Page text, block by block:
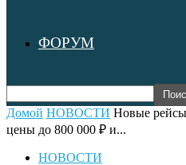
ФОРУМ
Домой НОВОСТИ Новые
цены до 800 000 ₽ и...
НОВОСТИ